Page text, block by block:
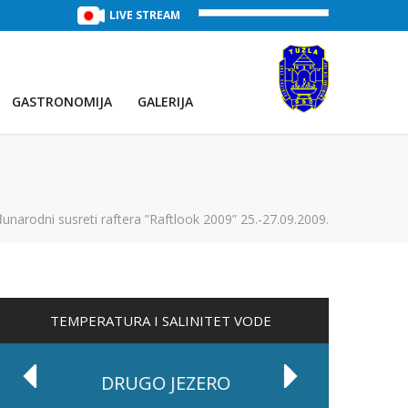
TREĆE JEZERO (Voda:29 °C, Salinitet:32 g/L)
LIVE STREAM
GASTRONOMIJA GALERIJA
susreti raftera ”Raftlook 2009” 25.-27.09.2009.
TEMPERATURA I SALINITET VODE
DRUGO JEZERO